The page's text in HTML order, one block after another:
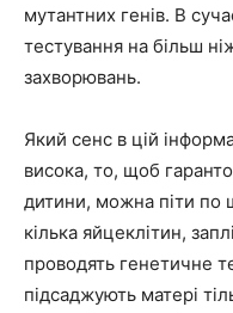
мутантних генів. В
тестування на більш
захворювань.
Який сенс в цій
висока, то, щоб
дитини, можна піти по
кілька яйцеклітин,
проводять генетичне
підсаджують матері